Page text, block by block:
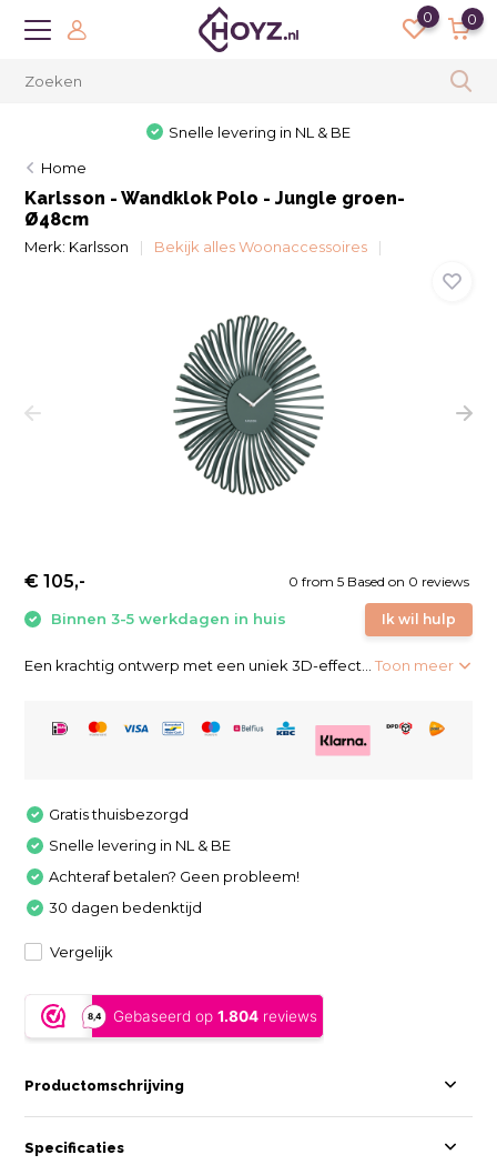
0 0
Snelle levering in NL & BE
Home
Karlsson - Wandklok Polo - Jungle groen-
Ø48cm
Merk: Karlsson Bekijk alles Woonaccessoires
0 from 5 Based on 0 reviews
Ik wil hulp
€ 105,-
Binnen 3-5 werkdagen in huis
Een krachtig ontwerp met een uniek 3D-effect...Toon meer
Gratis thuisbezorgd
Snelle levering in NL & BE
Achteraf betalen? Geen probleem!
30 dagen bedenktijd
Vergelijk
Productomschrijving
Specificaties